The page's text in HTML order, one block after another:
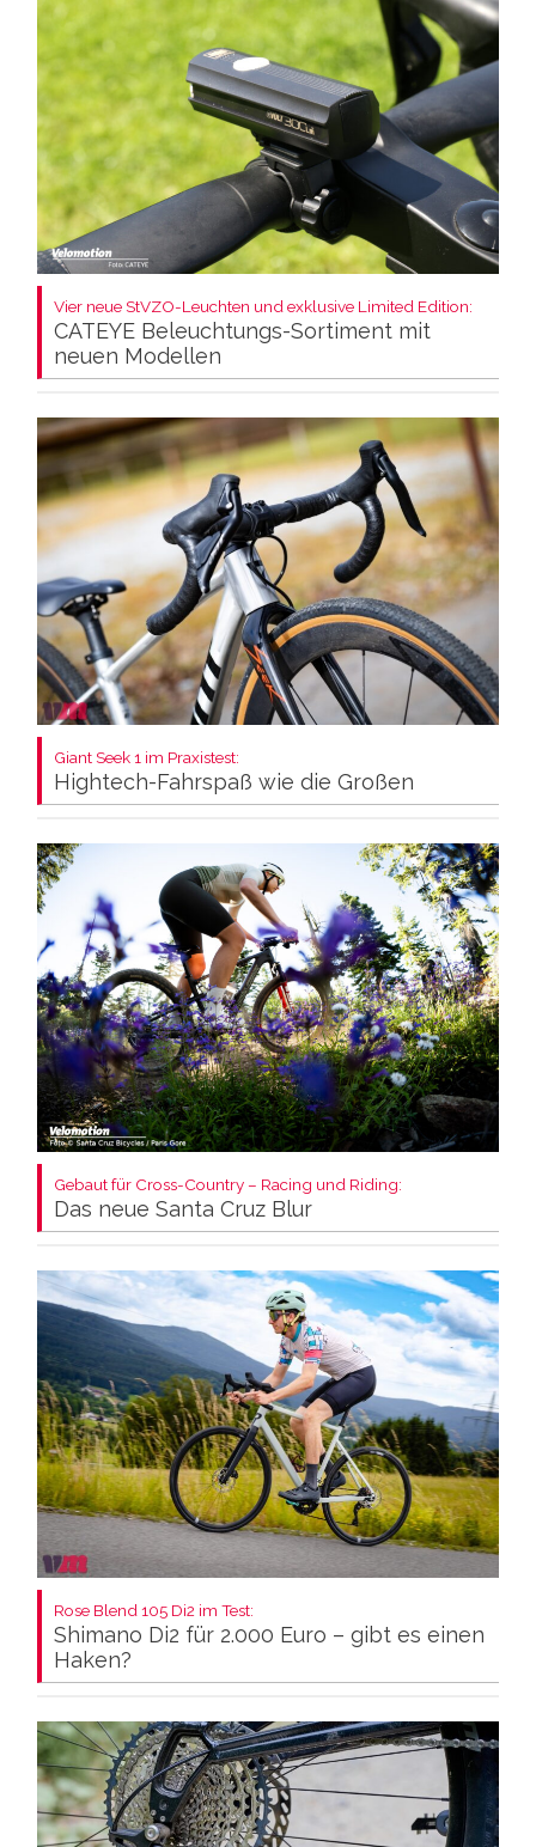
Vier neue StVZO-Leuchten und exklusive Limited Edition:
CATEYE Beleuchtungs-Sortiment mit
neuen Modellen
Giant Seek 1 im Praxistest:
Hightech-Fahrspaß wie die Großen
Gebaut für Cross-Country – Racing und Riding:
Das neue Santa Cruz Blur
Rose Blend 105 Di2 im Test:
Shimano Di2 für 2.000 Euro – gibt es einen
Haken?